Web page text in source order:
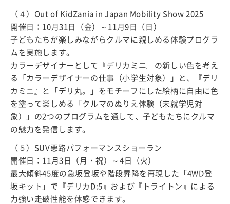
（４）Out of KidZania in Japan Mobility Show 2025
開催日：10月31日（金）～11月9日（日）
子どもたちが楽しみながらクルマに親しめる体験プログラ
ムを実施します。
カラーデザイナーとして『デリカミニ』の新しい色を考え
る「カラーデザイナーの仕事（小学生対象）」と、『デリ
カミニ』と「デリ丸。」をモチーフにした絵柄に自由に色
を塗って楽しめる「クルマのぬりえ体験（未就学児対
象）」の2つのプログラムを通して、子どもたちにクルマ
の魅力を発信します。
（５）SUV悪路パフォーマンスショーラン
開催日：11月3日（月・祝）～4日（火）
最大傾斜45度の急坂登坂や階段昇降を再現した「4WD登
坂キット」で『デリカD:5』および『トライトン』による
力強い走破性能を体感できます。